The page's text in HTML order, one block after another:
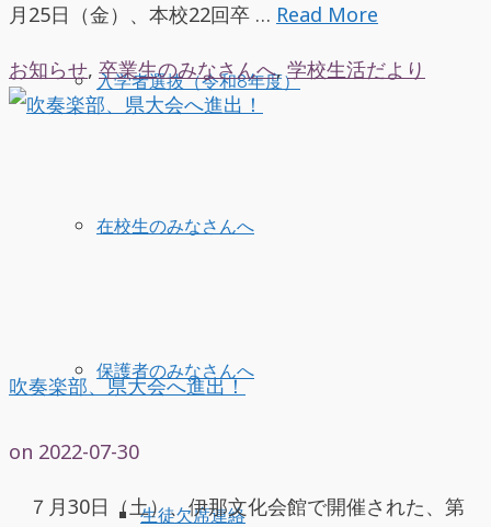
入学者選抜（令和8年度）
在校生のみなさんへ
保護者のみなさんへ
生徒欠席連絡
月25日（金）、本校22回卒 … Read More
お知らせ, 卒業生のみなさんへ,学校生活だより
吹奏楽部、県大会へ進出！
on 2022-07-30
７月30日（土）、伊那文化会館で開催された、第